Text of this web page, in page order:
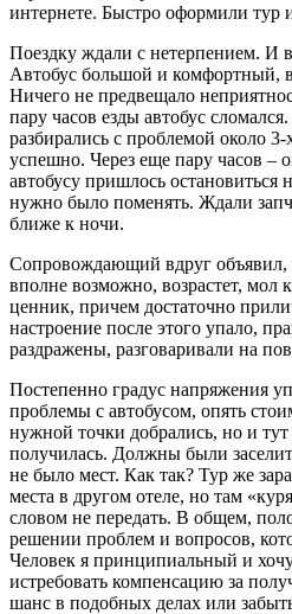
интернете. Быстро оформили тур
Поездку ждали с нетерпением. И
Автобус большой и комфортный,
Ничего не предвещало
пару часов езды автобус
разбирались с проблемой около
успешно. Через еще пару часов –
автобусу пришлось остановиться
нужно было поменять. Ждали
ближе к ночи.
Сопровождающий вдруг объявил,
вполне возможно, возрастет, мол
ценник, причем достаточно
настроение после этого упало,
раздражены, разговаривали на
Постепенно градус напряжения
проблемы с автобусом, опять
нужной точки добрались, но и тут
получилась. Должны были
не было мест. Как так? Тур же
места в другом отеле, но там
словом не передать. В общем,
решении проблем и вопросов,
Человек я принципиальный и
истребовать компенсацию за
шанс в подобных делах или